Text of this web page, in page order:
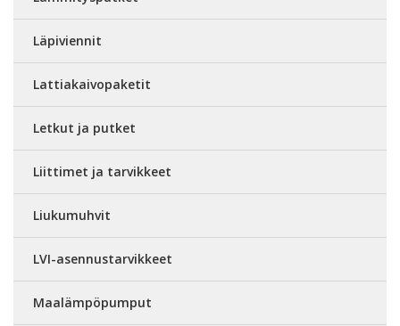
Läpiviennit
Lattiakaivopaketit
Letkut ja putket
Liittimet ja tarvikkeet
Liukumuhvit
LVI-asennustarvikkeet
Maalämpöpumput